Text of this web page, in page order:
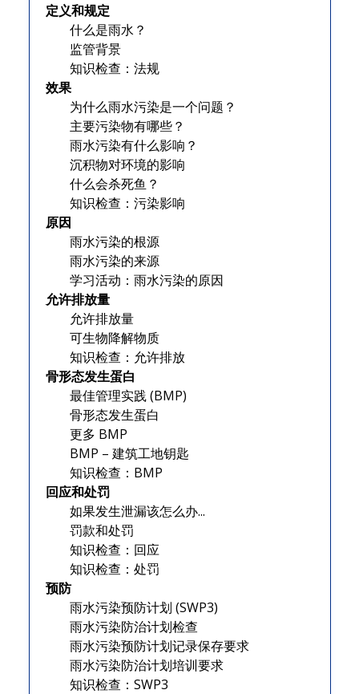
定义和规定
什么是雨水？
监管背景
知识检查：法规
效果
为什么雨水污染是一个问题？
主要污染物有哪些？
雨水污染有什么影响？
沉积物对环境的影响
什么会杀死鱼？
知识检查：污染影响
原因
雨水污染的根源
雨水污染的来源
学习活动：雨水污染的原因
允许排放量
允许排放量
可生物降解物质
知识检查：允许排放
骨形态发生蛋白
最佳管理实践 (BMP)
骨形态发生蛋白
更多 BMP
BMP – 建筑工地钥匙
知识检查：BMP
回应和处罚
如果发生泄漏该怎么办...
罚款和处罚
知识检查：回应
知识检查：处罚
预防
雨水污染预防计划 (SWP3)
雨水污染防治计划检查
雨水污染预防计划记录保存要求
雨水污染防治计划培训要求
知识检查：SWP3